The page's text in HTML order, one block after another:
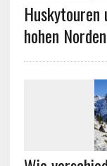
hohen Norden